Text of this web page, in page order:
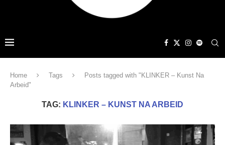
Home Tags
Posts tagged with "KLINKER – Kunst Na
Arbeid"
TAG: KLINKER – KUNST NA ARBEID